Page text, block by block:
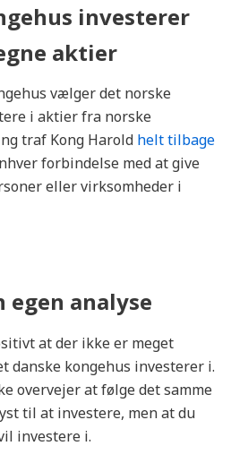
investerer
aktier
vælger det norske
i aktier fra norske
traf Kong Harold helt tilbage
forbindelse med at give
eller virksomheder i
egen analyse
at der ikke er meget
danske kongehus investerer i.
overvejer at følge det samme
til at investere, men at du
investere i.